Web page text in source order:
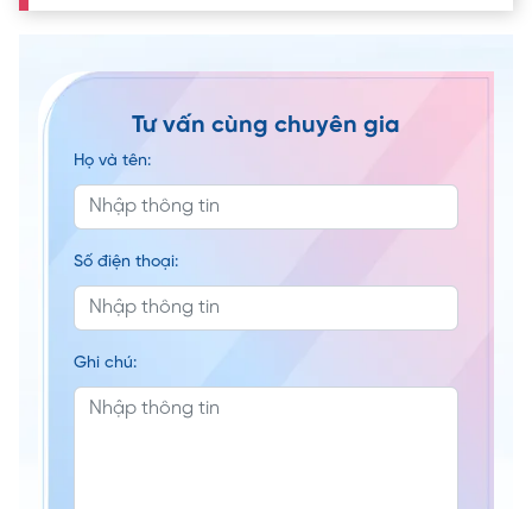
Tư vấn cùng chuyên gia
Họ và tên:
Số điện thoại:
Ghi chú: